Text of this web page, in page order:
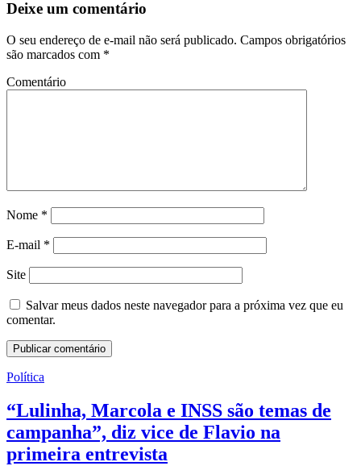
Deixe um comentário
O seu endereço de e-mail não será publicado. Campos obrigatórios
são marcados com *
Comentário
Nome *
E-mail *
Site
Salvar meus dados neste navegador para a próxima vez que eu
comentar.
Política
“Lulinha, Marcola e INSS são temas de
campanha”, diz vice de Flavio na
primeira entrevista